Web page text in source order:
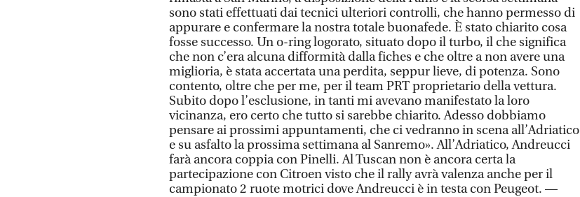
sono stati effettuati dai tecnici ulteriori controlli, che hanno permesso di
appurare e confermare la nostra totale buonafede. È stato chiarito cosa
fosse successo. Un o-ring logorato, situato dopo il turbo, il che significa
che non c’era alcuna difformità dalla fiches e che oltre a non avere una
miglioria, è stata accertata una perdita, seppur lieve, di potenza. Sono
contento, oltre che per me, per il team PRT proprietario della vettura.
Subito dopo l’esclusione, in tanti mi avevano manifestato la loro
vicinanza, ero certo che tutto si sarebbe chiarito. Adesso dobbiamo
pensare ai prossimi appuntamenti, che ci vedranno in scena all’Adriatico
e su asfalto la prossima settimana al Sanremo». All’Adriatico, Andreucci
farà ancora coppia con Pinelli. Al Tuscan non è ancora certa la
partecipazione con Citroen visto che il rally avrà valenza anche per il
campionato 2 ruote motrici dove Andreucci è in testa con Peugeot. —